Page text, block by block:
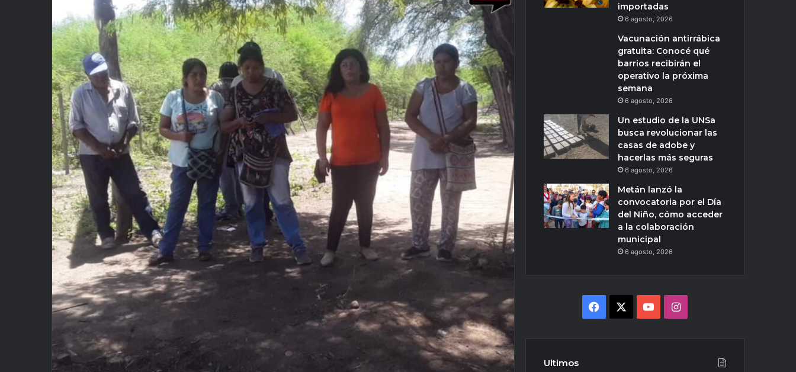
importadas
6 agosto, 2026
Vacunación antirrábica
gratuita: Conocé qué
barrios recibirán el
operativo la próxima
semana
6 agosto, 2026
Un estudio de la UNSa
busca revolucionar las
casas de adobe y
hacerlas más seguras
6 agosto, 2026
Metán lanzó la
convocatoria por el Día
del Niño, cómo acceder
a la colaboración
municipal
6 agosto, 2026
Facebook YouTubeInstagram
Ultimos